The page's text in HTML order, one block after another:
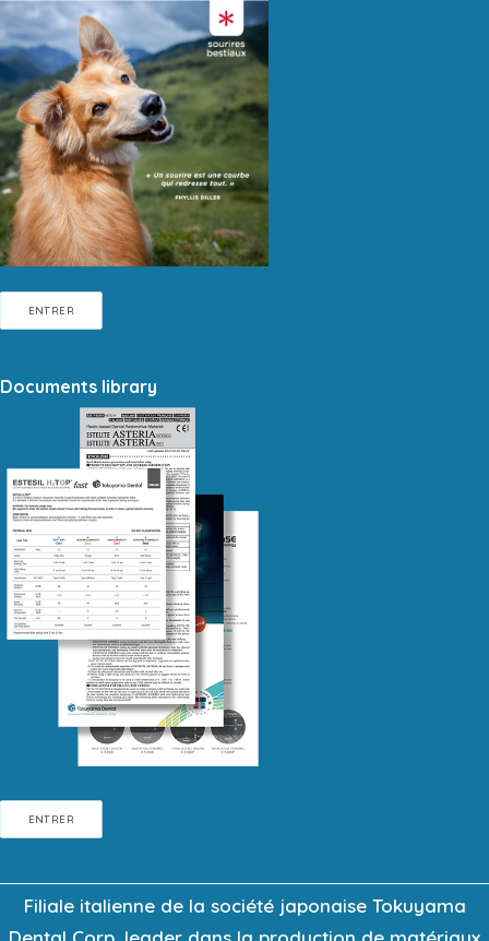
ENTRER
Documents library
ENTRER
Filiale italienne de la société japonaise Tokuyama